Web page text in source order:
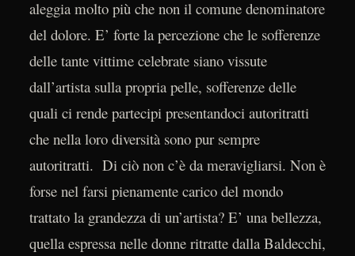
aleggia molto più che non il comune denominatore
del dolore. E’ forte la percezione che le sofferenze
delle tante vittime celebrate siano vissute
dall’artista sulla propria pelle, sofferenze delle
quali ci rende partecipi presentandoci autoritratti
che nella loro diversità sono pur sempre
autoritratti. Di ciò non c’è da meravigliarsi. Non è
forse nel farsi pienamente carico del mondo
trattato la grandezza di un’artista? E’ una bellezza,
quella espressa nelle donne ritratte dalla Baldecchi,